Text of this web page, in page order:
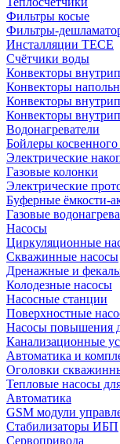
Фильтры косые
Фильтры-
Инсталляции TECE
Счётчики воды
Конвекторы
Конвекторы
Конвекторы
Конвекторы
Водонагреватели
Бойлеры косвенного
Электрические
Газовые колонки
Электрические
Буферные ёмкости-
Газовые
Насосы
Циркуляционные
Скважинные насосы
Дренажные и
Колодезные насосы
Насосные станции
Поверхностные
Насосы повышения
Канализационные
Автоматика и
Оголовки
Тепловые насосы
Автоматика
GSM модули
Стабилизаторы ИБП
Сервопривода